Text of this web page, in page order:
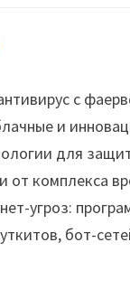
с
и
для
от комплекса
угроз:
бот-